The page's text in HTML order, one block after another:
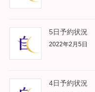
5日予約状況
2022年2月5日
4日予約状況